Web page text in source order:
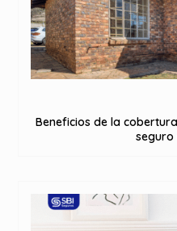
Beneficios de la